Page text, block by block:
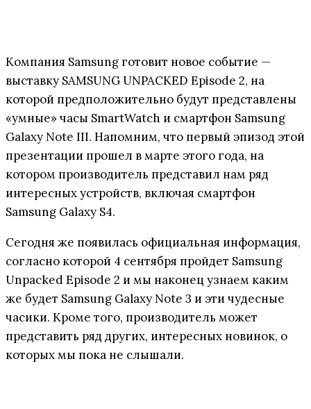
Компания Samsung готовит новое событие —
выставку SAMSUNG UNPACKED Episode 2, на
которой предположительно будут представлены
«умные» часы SmartWatch и смартфон Samsung
Galaxy Note III. Напомним, что первый эпизод этой
презентации прошел в марте этого года, на
котором производитель представил нам ряд
интересных устройств, включая смартфон
Samsung Galaxy S4.
Сегодня же появилась официальная информация,
согласно которой 4 сентября пройдет Samsung
Unpacked Episode 2 и мы наконец узнаем каким
же будет Samsung Galaxy Note 3 и эти чудесные
часики. Кроме того, производитель может
представить ряд других, интересных новинок, о
которых мы пока не слышали.